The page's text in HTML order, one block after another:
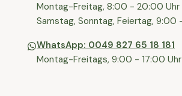
⁠Montag-Freitag, 8:00 - 20:00 Uhr
⁠Samstag, Sonntag, Feiertag, 9:00
WhatsApp: 0049 827 65 18 181
Montag-Freitags, 9:00 - 17:00 Uhr